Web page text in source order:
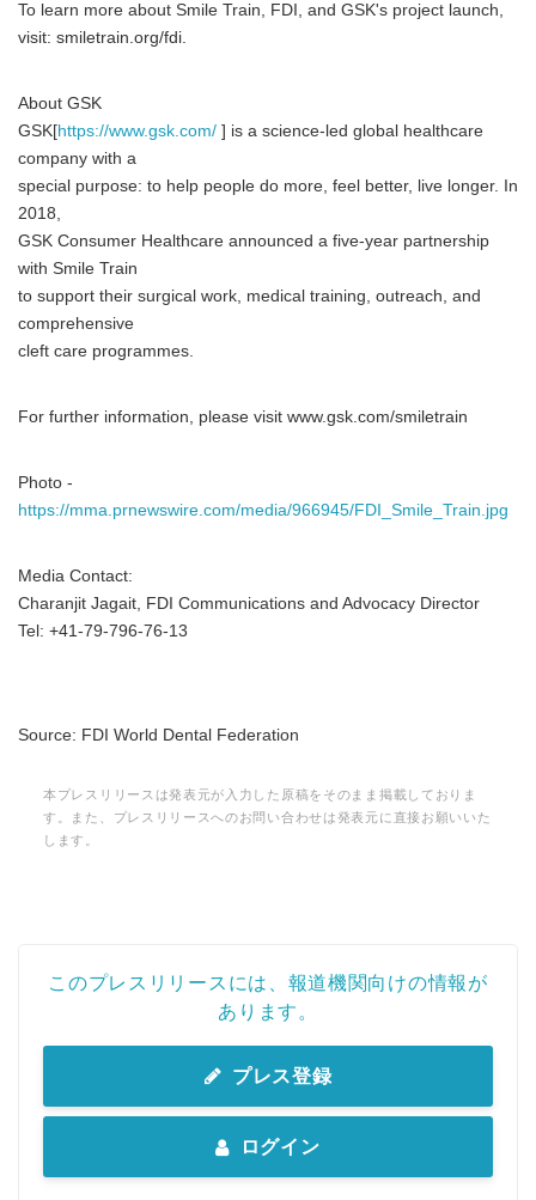
To learn more about Smile Train, FDI, and GSK's project launch,
visit: smiletrain.org/fdi.
About GSK
GSK[https://www.gsk.com/ ] is a science-led global healthcare
company with a
special purpose: to help people do more, feel better, live longer. In
2018,
GSK Consumer Healthcare announced a five-year partnership
with Smile Train
to support their surgical work, medical training, outreach, and
comprehensive
cleft care programmes.
For further information, please visit www.gsk.com/smiletrain
Photo -
https://mma.prnewswire.com/media/966945/FDI_Smile_Train.jpg
Media Contact:
Charanjit Jagait, FDI Communications and Advocacy Director
Tel: +41-79-796-76-13
Source: FDI World Dental Federation
本プレスリリースは発表元が入力した原稿をそのまま掲載しておりま
す。また、プレスリリースへのお問い合わせは発表元に直接お願いいた
します。
このプレスリリースには、報道機関向けの情報が
あります。
プレス登録
ログイン